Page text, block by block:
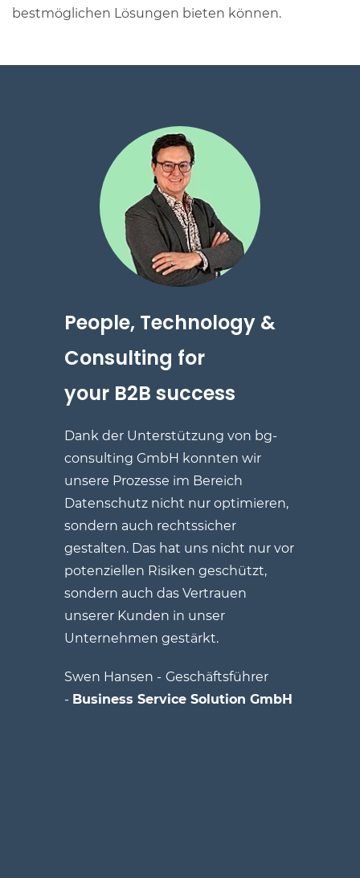
bestmöglichen Lösungen bieten können.
People, Technology &
Consulting for
your B2B success
Dank der Unterstützung von bg-
consulting GmbH konnten wir
unsere Prozesse im Bereich
Datenschutz nicht nur optimieren,
sondern auch rechtssicher
gestalten. Das hat uns nicht nur vor
potenziellen Risiken geschützt,
sondern auch das Vertrauen
unserer Kunden in unser
Unternehmen gestärkt.
Swen Hansen - Geschäftsführer
- Business Service Solution GmbH